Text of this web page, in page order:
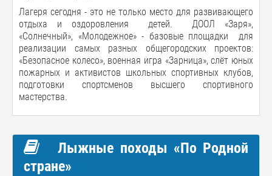
Лагеря сегодня - это не только место для развивающего
отдыха и оздоровления детей. ДООЛ «Заря»,
«Солнечный», «Молодежное» - базовые площадки для
реализации самых разных общегородских проектов:
«Безопасное колесо», военная игра «Зарница», слёт юных
пожарных и активистов школьных спортивных клубов,
подготовки спортсменов высшего спортивного
мастерства.
Лыжные походы «По Родной
стране»